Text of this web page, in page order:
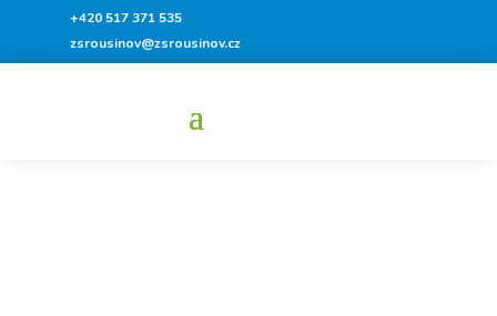
+420 517 371 535
zsrousinov@zsrousinov.cz